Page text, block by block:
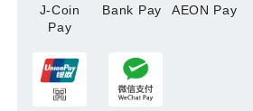
J-Coin
Pay
Bank Pay AEON Pay